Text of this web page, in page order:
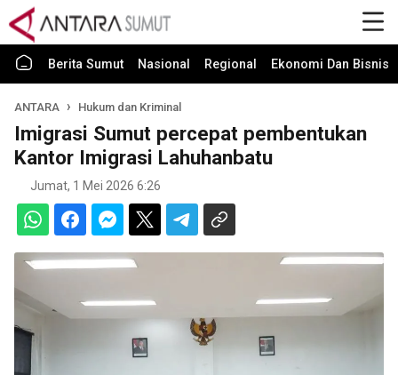
Berita Sumut Nasional Regional Ekonomi Dan Bisnis
ANTARA Hukum dan Kriminal
Imigrasi Sumut percepat pembentukan
Kantor Imigrasi Lahuhanbatu
Jumat, 1 Mei 2026 6:26